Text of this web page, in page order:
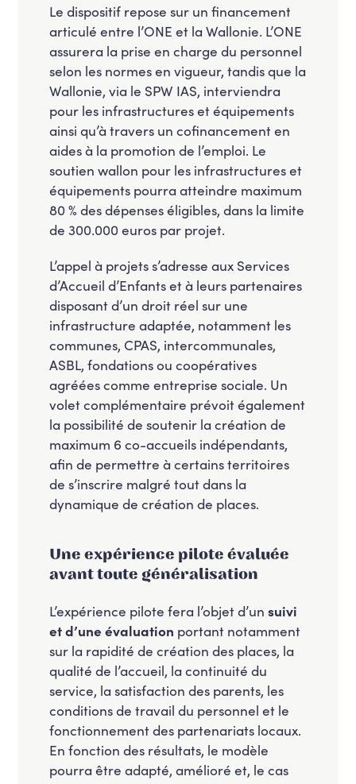
Le dispositif repose sur un financement
articulé entre l’ONE et la Wallonie. L’ONE
assurera la prise en charge du personnel
selon les normes en vigueur, tandis que la
Wallonie, via le SPW IAS, interviendra
pour les infrastructures et équipements
ainsi qu’à travers un cofinancement en
aides à la promotion de l’emploi. Le
soutien wallon pour les infrastructures et
équipements pourra atteindre maximum
80 % des dépenses éligibles, dans la limite
de 300.000 euros par projet.
L’appel à projets s’adresse aux Services
d’Accueil d’Enfants et à leurs partenaires
disposant d’un droit réel sur une
infrastructure adaptée, notamment les
communes, CPAS, intercommunales,
ASBL, fondations ou coopératives
agréées comme entreprise sociale. Un
volet complémentaire prévoit également
la possibilité de soutenir la création de
maximum 6 co-accueils indépendants,
afin de permettre à certains territoires
de s’inscrire malgré tout dans la
dynamique de création de places.
Une expérience pilote évaluée
avant toute généralisation
L’expérience pilote fera l’objet d’unsuivi
et d’une évaluation portant notamment
sur la rapidité de création des places, la
qualité de l’accueil, la continuité du
service, la satisfaction des parents, les
conditions de travail du personnel et le
fonctionnement des partenariats locaux.
En fonction des résultats, le modèle
pourra être adapté, amélioré et, le cas